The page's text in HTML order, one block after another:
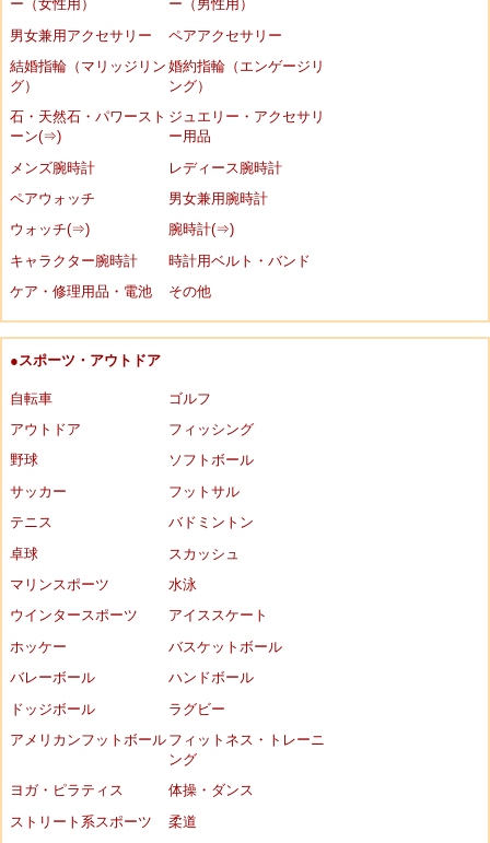
ー（女性用）
ー（男性用）
男女兼用アクセサリー
ペアアクセサリー
結婚指輪（マリッジリン
グ）
婚約指輪（エンゲージリ
ング）
石・天然石・パワースト
ーン(⇒)
ジュエリー・アクセサリ
ー用品
メンズ腕時計
レディース腕時計
ペアウォッチ
男女兼用腕時計
ウォッチ(⇒)
腕時計(⇒)
キャラクター腕時計
時計用ベルト・バンド
ケア・修理用品・電池
その他
●スポーツ・アウトドア
自転車
ゴルフ
アウトドア
フィッシング
野球
ソフトボール
サッカー
フットサル
テニス
バドミントン
卓球
スカッシュ
マリンスポーツ
水泳
ウインタースポーツ
アイススケート
ホッケー
バスケットボール
バレーボール
ハンドボール
ドッジボール
ラグビー
アメリカンフットボール フィットネス・トレーニ
ング
ヨガ・ピラティス
体操・ダンス
ストリート系スポーツ
柔道